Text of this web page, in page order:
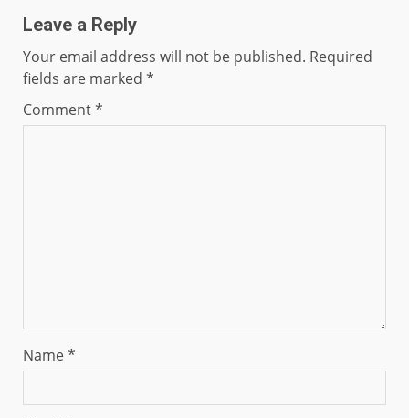
Leave a Reply
Your email address will not be published. Required
fields are marked *
Comment*
Name*